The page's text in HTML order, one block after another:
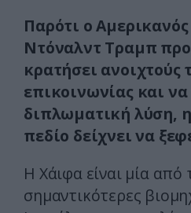
Παρότι ο
Ντόναλντ Τραμπ
κρατήσει ανοιχτούς
επικοινωνίας και να
διπλωματική λύση,
πεδίο δείχνει να
Η Χάιφα είναι μία από
σημαντικότερες